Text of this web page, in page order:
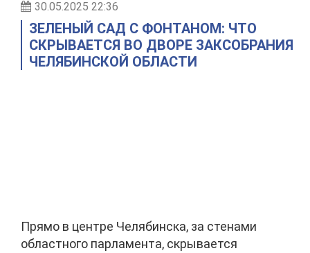
30.05.2025 22:36
ЗЕЛЕНЫЙ САД С ФОНТАНОМ: ЧТО
СКРЫВАЕТСЯ ВО ДВОРЕ ЗАКСОБРАНИЯ
ЧЕЛЯБИНСКОЙ ОБЛАСТИ
Прямо в центре Челябинска, за стенами
областного парламента, скрывается